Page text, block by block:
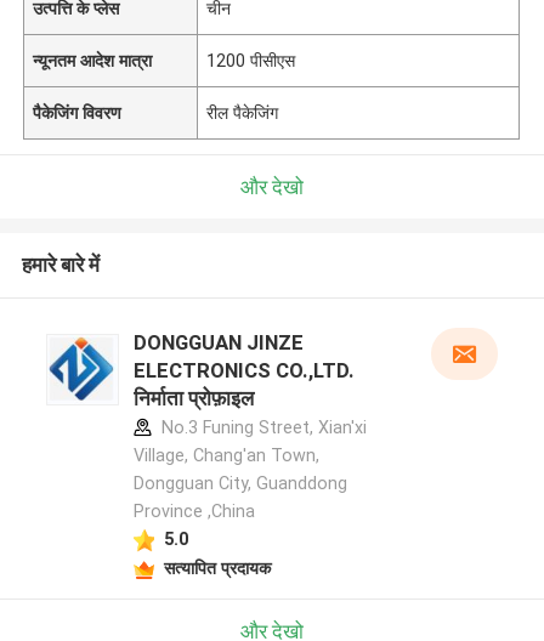
उत्पत्ति के प्लेस चीन
न्यूनतम आदेश मात्रा 1200 पीसीएस
पैकेजिंग विवरण रील पैकेजिंग
और देखो
हमारे बारे में
DONGGUAN JINZE
ELECTRONICS CO.,LTD.
निर्माता प्रोफ़ाइल
No.3 Funing Street, Xian'xi
Village, Chang'an Town,
Dongguan City, Guanddong
Province ,China
5.0
सत्यापित प्रदायक
और देखो